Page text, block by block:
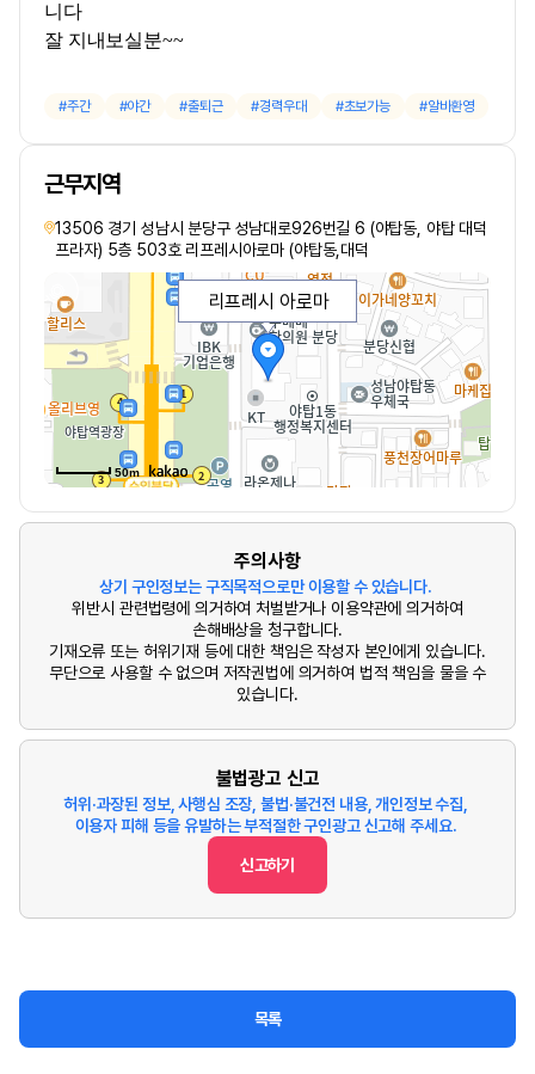
니다
잘 지내보실분~~
주간 야간 출퇴근 경력우대 초보가능 알바환영
근무지역
13506 경기 성남시 분당구 성남대로926번길 6 (야탑동, 야탑 대덕
프라자) 5층 503호 리프레시아로마 (야탑동,대덕
리프레시 아로마
50m
주의사항
상기 구인정보는 구직목적으로만 이용할 수 있습니다.
위반시 관련법령에 의거하여 처벌받거나 이용약관에 의거하여
손해배상을 청구합니다.
기재오류 또는 허위기재 등에 대한 책임은 작성자 본인에게 있습니다.
무단으로 사용할 수 없으며 저작권법에 의거하여 법적 책임을 물을 수
있습니다.
불법광고 신고
허위·과장된 정보, 사행심 조장, 불법·불건전 내용, 개인정보 수집,
이용자 피해 등을 유발하는 부적절한 구인광고 신고해 주세요.
신고하기
목록